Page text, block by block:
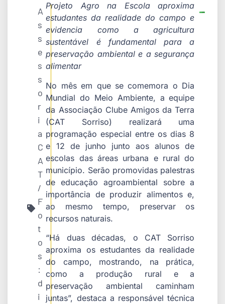
A
s
s
e
s
s
o
r
i
a
C
A
T
/
F
o
t
o
s
:
d
i
Projeto Agro na Escola aproxima
estudantes da realidade do campo e
evidencia como a agricultura
sustentável é fundamental para a
preservação ambiental e a segurança
alimentar
No mês em que se comemora o Dia
Mundial do Meio Ambiente, a equipe
da Associação Clube Amigos da Terra
(CAT Sorriso) realizará uma
programação especial entre os dias 8
e 12 de junho junto aos alunos de
escolas das áreas urbana e rural do
município. Serão promovidas palestras
de educação agroambiental sobre a
importância de produzir alimentos e,
ao mesmo tempo, preservar os
recursos naturais.
“Há duas décadas, o CAT Sorriso
aproxima os estudantes da realidade
do campo, mostrando, na prática,
como a produção rural e a
preservação ambiental caminham
juntas”, destaca a responsável técnica